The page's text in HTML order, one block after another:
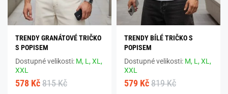
TRENDY GRANÁTOVÉ TRIČKO
S POPISEM
Dostupné velikosti: M, L,XL,
XXL
578 Kč 815 Kč
TRENDY BÍLÉ TRIČKO S
POPISEM
Dostupné velikosti: M, L,XL,
XXL
579 Kč 819 Kč